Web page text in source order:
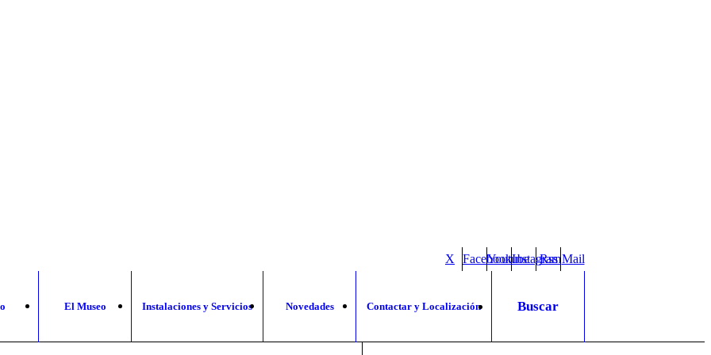
X Facebook
YoutubeInstagram
Rss Mail
El Museo Instalaciones y Servicios Novedades Contactar y Localización Buscar